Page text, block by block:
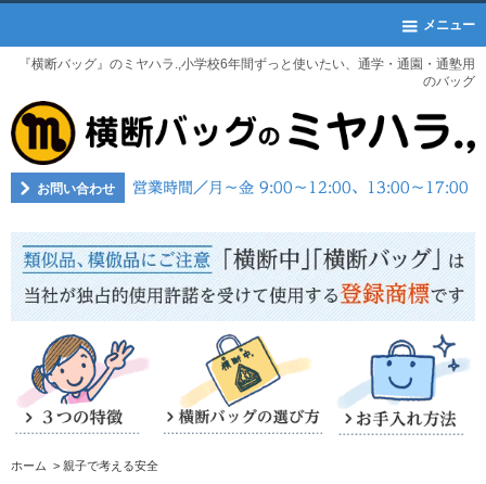
メニュー
『横断バッグ』のミヤハラ.,小学校6年間ずっと使いたい、通学・通園・通塾用
のバッグ
お問い合わせ
ホーム > 親子で考える安全